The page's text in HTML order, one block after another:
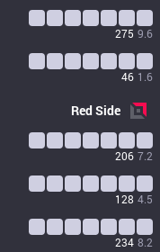
275 9.6
46 1.6
RedSide
206 7.2
128 4.5
234 8.2